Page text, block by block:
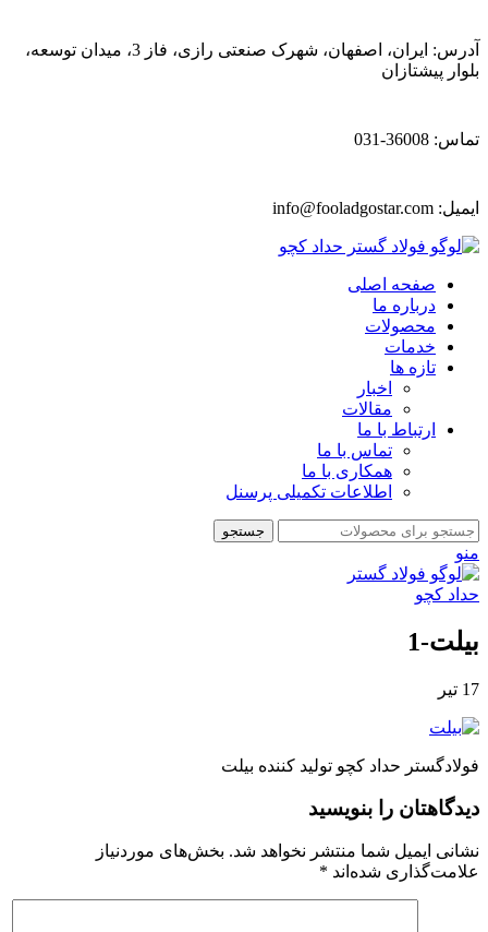
آدرس: ایران، اصفهان، شهرک صنعتی رازی، فاز 3، میدان توسعه،
بلوار پیشتازان
تماس: 36008-031
ایمیل: info@fooladgostar.com
صفحه اصلی
درباره ما
محصولات
خدمات
تازه ها
اخبار
مقالات
ارتباط با ما
تماس با ما
همکاری با ما
اطلاعات تکمیلی پرسنل
جستجو
منو
بیلت-1
17 تیر
فولادگستر حداد کچو تولید کننده بیلت
دیدگاهتان را بنویسید
نشانی ایمیل شما منتشر نخواهد شد. بخش‌های موردنیاز
علامت‌گذاری شده‌اند *